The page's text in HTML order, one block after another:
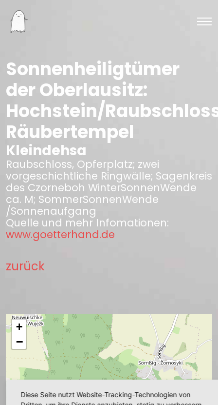
Sonnenheiligtümer
der Oberlausitz:
Hochstein/
Räubertempel
Kleindehsa
Raubschloss, Opferplatz; zwei
vorgeschichtliche Ringwälle; Sagenkreis
des Czorneboh WinterSonnenWende
ca. M; SommerSonnenWende
/Sonnenaufgang
Quelle und mehr Infomationen:
www.goetterhand.de
zurück
+
−
Diese Seite nutzt Website-Tracking-Technologien von